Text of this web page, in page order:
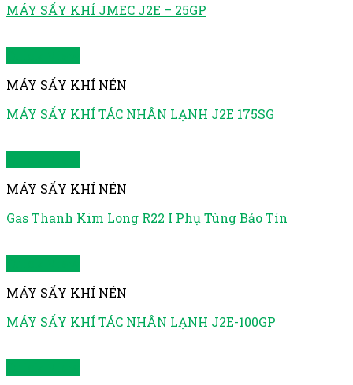
MÁY SẤY KHÍ JMEC J2E – 25GP
MÁY SẤY KHÍ NÉN
MÁY SẤY KHÍ TÁC NHÂN LẠNH J2E 175SG
MÁY SẤY KHÍ NÉN
Gas Thanh Kim Long R22 I Phụ Tùng Bảo Tín
MÁY SẤY KHÍ NÉN
MÁY SẤY KHÍ TÁC NHÂN LẠNH J2E-100GP